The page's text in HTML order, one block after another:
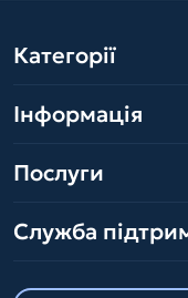
Категорії
Інформація
Послуги
Служба